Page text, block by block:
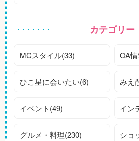
カテゴリー
MCスタイル(33) OA
ひこ星に会いたい(6) みえ
イベント(49) イン
グルメ・料理(230) ショ